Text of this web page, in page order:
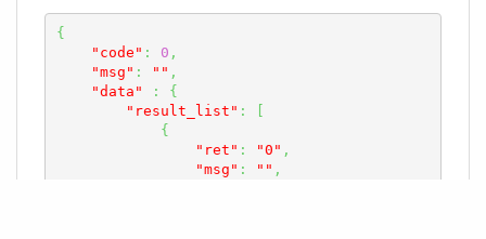
{
"code" : 0 ,
"msg" : "" ,
"data"
:
{
"result_list" :
{
"ret" : "0" ,
"msg" : "" ,